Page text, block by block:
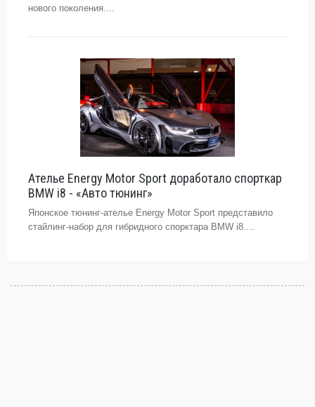
нового поколения....
Ателье Energy Motor Sport доработало спорткар
BMW i8 - «Авто тюнинг»
Японское тюнинг-ателье Energy Motor Sport представило
стайлинг-набор для гибридного спорктара BMW i8....